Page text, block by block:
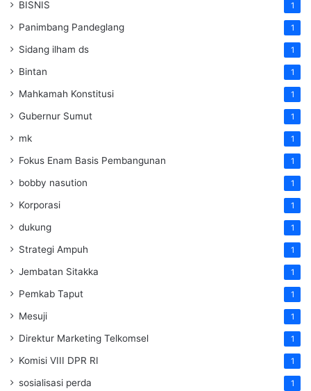
BISNIS 1
Panimbang Pandeglang 1
Sidang ilham ds 1
Bintan 1
Mahkamah Konstitusi 1
Gubernur Sumut 1
mk 1
Fokus Enam Basis Pembangunan 1
bobby nasution 1
Korporasi 1
dukung 1
Strategi Ampuh 1
Jembatan Sitakka 1
Pemkab Taput 1
Mesuji 1
Direktur Marketing Telkomsel 1
Komisi VIII DPR RI 1
sosialisasi perda 1